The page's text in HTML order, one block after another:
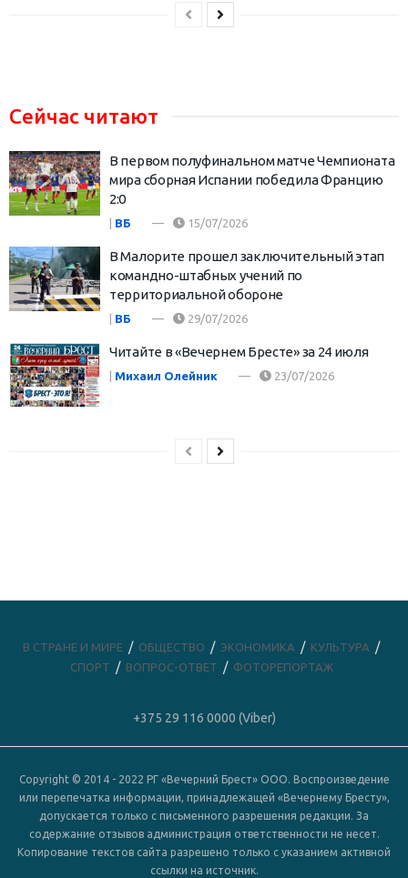
Сейчас читают
В первом полуфинальном матче Чемпионата
мира сборная Испании победила Францию
2:0
| ВБ 15/07/2026
В Малорите прошел заключительный этап
командно-штабных учений по
территориальной обороне
| ВБ 29/07/2026
Читайте в «Вечернем Бресте» за 24 июля
| Михаил Олейник 23/07/2026
В СТРАНЕ И МИРЕ ОБЩЕСТВО ЭКОНОМИКА
КУЛЬТУРА
СПОРТ
ВОПРОС-ОТВЕТ ФОТОРЕПОРТАЖ
+375 29 116 0000 (Viber)
Copyright © 2014 - 2022 РГ «Вечерний Брест» ООО. Воспроизведение
или перепечатка информации, принадлежащей «Вечернему Бресту»,
допускается только с письменного разрешения редакции. За
содержание отзывов администрация ответственности не несет.
Копирование текстов сайта разрешено только с указанием активной
ссылки на источник.